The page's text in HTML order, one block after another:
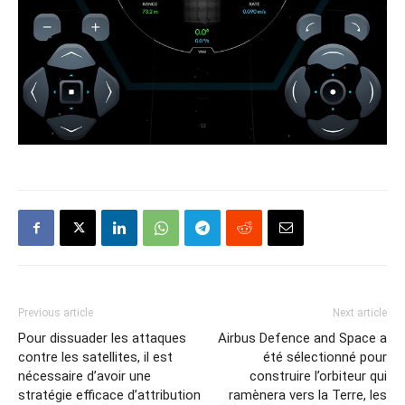
Previous article
Pour dissuader les attaques
contre les satellites, il est
nécessaire d’avoir une
stratégie efficace d’attribution
Next article
Airbus Defence and Space a
été sélectionné pour
construire l’orbiteur qui
ramènera vers la Terre, les